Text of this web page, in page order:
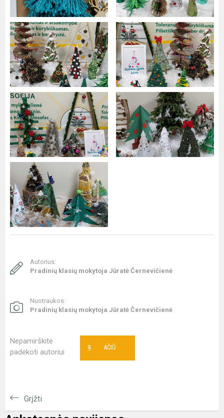
Autorius:
Pradinių klasių mokytoja Jūratė Černevičienė
Nuotraukos:
Pradinių klasių mokytoja Jūratė Černevičienė
Nepamirškite
padėkoti autoriui
AČIŪ
9
Grįžti